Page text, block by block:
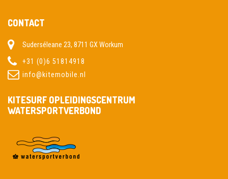
CONTACT
Suderséleane 23, 8711 GX Workum
+31 (0)6 51814918
info@kitemobile.nl
KITESURF OPLEIDINGSCENTRUM
WATERSPORTVERBOND